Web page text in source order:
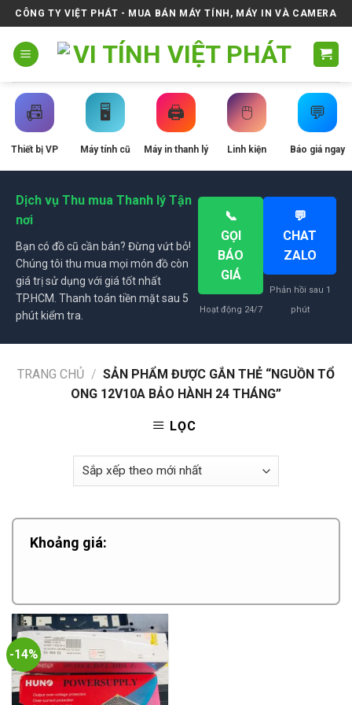
Skip
to
content
CÔNG TY VIỆT PHÁT - MUA BÁN MÁY TÍNH, MÁY IN VÀ CAMERA
📠
Thiết bị VP
🖥️
Máy tính cũ
🖨️
Máy in thanh lý
🖱️
Linh kiện
💬
Báo giá ngay
Dịch vụ Thu mua Thanh lý Tận
nơi
Bạn có đồ cũ cần bán? Đừng vứt bỏ!
Chúng tôi thu mua mọi món đồ còn
giá trị sử dụng với giá tốt nhất
TP.HCM. Thanh toán tiền mặt sau 5
phút kiểm tra.
📞
GỌI
BÁO
GIÁ
Hoạt động 24/7
💬
CHAT
ZALO
Phản hồi sau 1
phút
TRANG CHỦ / SẢN PHẨM ĐƯỢC GẮN THẺ “NGUỒN TỔ
ONG 12V10A BẢO HÀNH 24 THÁNG”
LỌC
Khoảng giá:
-14%